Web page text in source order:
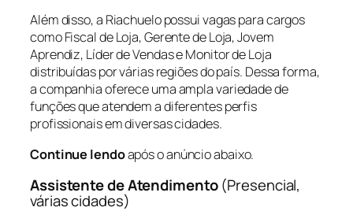
Além disso, a Riachuelo possui vagas para cargos
como Fiscal de Loja, Gerente de Loja, Jovem
Aprendiz, Líder de Vendas e Monitor de Loja
distribuídas por várias regiões do país. Dessa forma,
a companhia oferece uma ampla variedade de
funções que atendem a diferentes perfis
profissionais em diversas cidades.
Continue lendoapós o anúncio abaixo.
Assistente de Atendimento(Presencial,
várias cidades)